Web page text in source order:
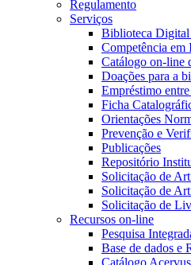
Regulamento
Serviços
Biblioteca
Competência em
Catálogo on-line
Doações para a
Empréstimo
Ficha
Orientações
Prevenção e
Publicações
Repositório
Solicitação de
Solicitação de
Solicitação de
Recursos on-line
Pesquisa
Base de dados e
Catálogo Acervus